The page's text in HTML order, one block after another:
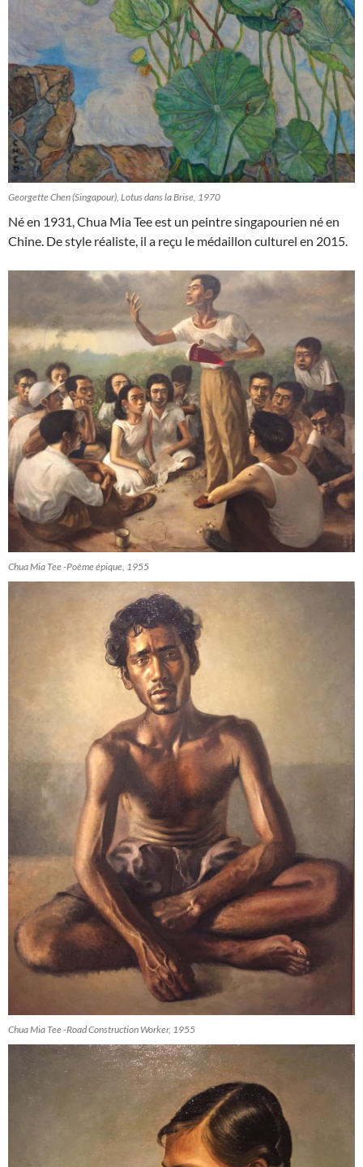
Georgette Chen (Singapour), Lotus dans la Brise, 1970
Né en 1931, Chua Mia Tee est un peintre singapourien né en
Chine. De style réaliste, il a reçu le médaillon culturel en 2015.
Chua Mia Tee -Poème épique, 1955
Chua Mia Tee -Road Construction Worker, 1955